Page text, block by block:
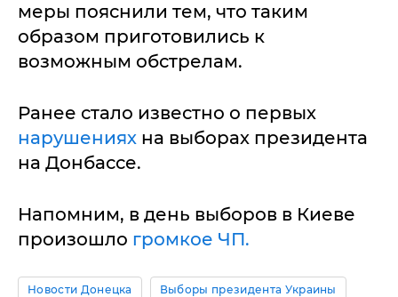
меры пояснили тем, что таким
образом приготовились к
возможным обстрелам.
Ранее стало известно о первых
нарушениях на выборах президента
на Донбассе.
Напомним, в день выборов в Киеве
произошло громкое ЧП.
Новости Донецка Выборы президента Украины